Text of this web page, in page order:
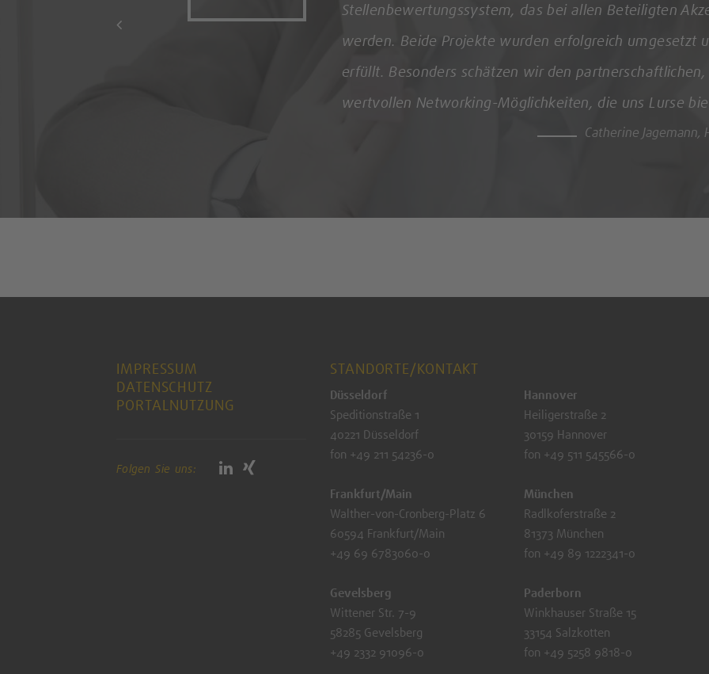
Systems macht es für alle Lebensphasen der
Christoph Klenk,
IMPRESSUM
DATENSCHUTZ
PORTALNUTZUNG
Folgen Sie uns:
STANDORTE/KONTAKT
Düsseldorf
Speditionstraße 1
40221 Düsseldorf
fon +49 211 54236-0
Frankfurt/Main
Walther-von-Cronberg-Platz 6
60594 Frankfurt/Main
+49 69 6783060-0
Gevelsberg
Wittener Str. 7-9
58285 Gevelsberg
+49 2332 91096-0
Hannover
Heiligerstraße 2
30159 Hannover
fon +49 511 545566-0
München
Radlkoferstraße 2
81373 München
fon +49 89 1222341-0
Paderborn
Winkhauser Straße 15
33154 Salzkotten
fon +49 5258 9818-0